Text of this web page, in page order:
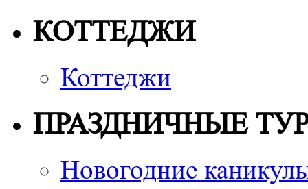
КОТТЕДЖИ
Коттеджи
ПРАЗДНИЧНЫЕ
Новогодние